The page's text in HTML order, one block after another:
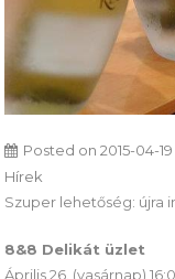
Posted on2015-04-19
Hírek
Szuper lehetőség: újra
8&8 Delikát üzlet
Április 26. (vasárnap)